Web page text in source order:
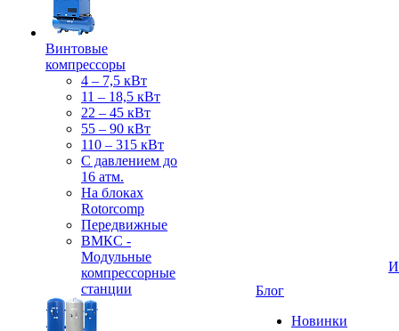
Винтовые
компрессоры
4 – 7,5 кВт
11 – 18,5 кВт
22 – 45 кВт
55 – 90 кВт
110 – 315 кВт
С давлением до
16 атм.
На блоках
Rotorcomp
Передвижные
ВМКС -
Модульные
компрессорные
станции
Блог
Новинки